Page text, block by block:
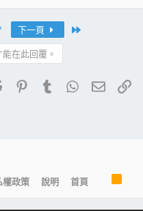
下一頁
在此回覆。
Reddit PinterestTumblrWhatsApp
電子
權政策 說明 首頁
S